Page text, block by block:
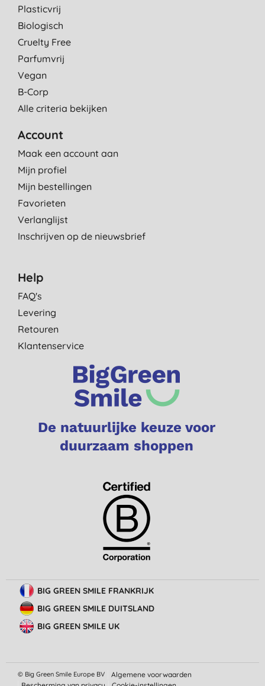
Plasticvrij
Biologisch
Cruelty Free
Parfumvrij
Vegan
B-Corp
Alle criteria bekijken
Account
Maak een account aan
Mijn profiel
Mijn bestellingen
Favorieten
Verlanglijst
Inschrijven op de nieuwsbrief
Help
FAQ's
Levering
Retouren
Klantenservice
De natuurlijke keuze voor
duurzaam shoppen
BIG GREEN SMILE FRANKRIJK
BIG GREEN SMILE DUITSLAND
BIG GREEN SMILE UK
© Big Green Smile Europe BV
Algemene voorwaarden